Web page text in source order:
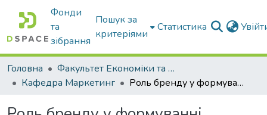
Фонди
та
зібрання
Пошук за
критеріями
Статистика
Головна
Факультет Економіки та бізнесу
Кафедра Маркетинг
Роль бренду у формуванні комунікаційної стратегії підприємства